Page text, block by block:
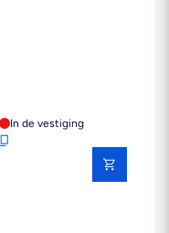
In de vestiging